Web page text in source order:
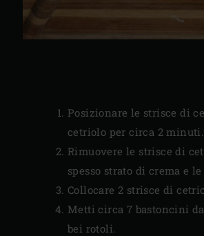
Posizionare le strisce di
cetriolo per circa 2
Rimuovere le strisce di
spesso strato di crema e
Collocare 2 strisce di
Metti circa 7 bastoncini
bei rotoli.